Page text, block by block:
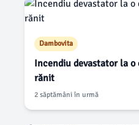
Dambovita
Incendiu devastator la
rănit
2 săptămâni în urmă